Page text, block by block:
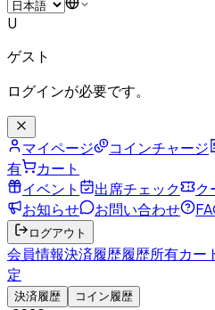
U
ゲスト
ログインが必要です。
マイページ コインチャージ
有
カート
イベント
出席チェック
ク
お知らせ
お問い合わせ
ログアウト
会員情報決済履歴履歴所有カー
定
決済履歴 コイン履歴